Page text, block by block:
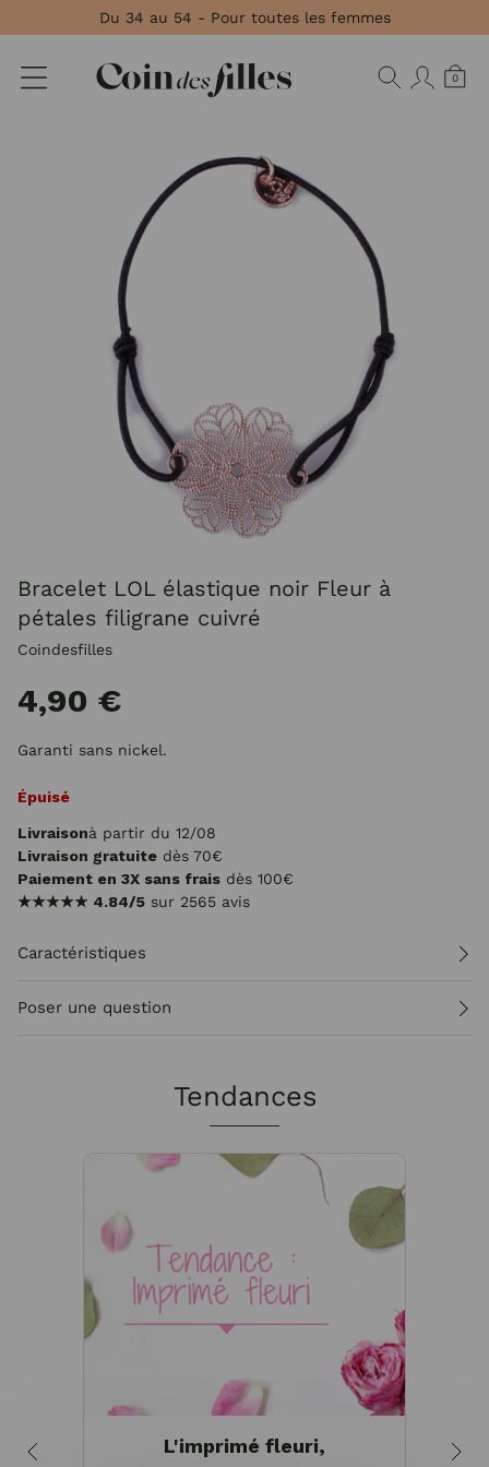
Du 34 au 54 - Pour toutes les femmes
0
Bracelet LOL élastique noir Fleur à
pétales filigrane cuivré
Coindesfilles
4,90 €
Garanti sans nickel.
Épuisé
Livraisonà partir du 12/08
Livraison gratuite dès 70€
Paiement en 3X sans frais dès 100€
★★★★★ 4.84/5 sur 2565 avis
Caractéristiques
Poser une question
Tendances
L'imprimé fleuri,
Panneau de gestion des cookies